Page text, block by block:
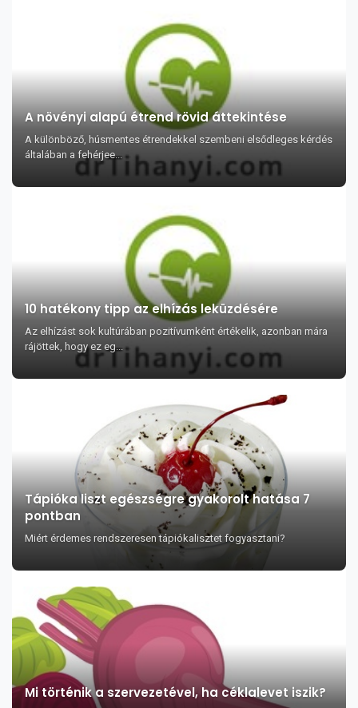
A növényi alapú étrend rövid áttekintése
A különböző, húsmentes étrendekkel szembeni elsődleges kérdés
általában a fehérjee...
10 hatékony tipp az elhízás leküzdésére
Az elhízást sok kultúrában pozitívumként értékelik, azonban mára
rájöttek, hogy ez eg...
Tápióka liszt egészségre gyakorolt hatása 7
pontban
Miért érdemes rendszeresen tápiókalisztet fogyasztani?
Mi történik a szervezetével, ha céklalevet iszik?